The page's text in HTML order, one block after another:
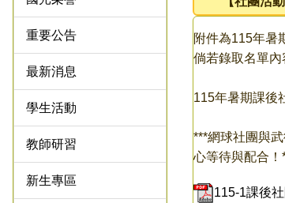
重要公告
最新消息
學生活動
教師研習
新生專區
附件為115年暑
倘若錄取名單內
115年暑期課後
***網球社團與
心等待與配合！
115-1課後